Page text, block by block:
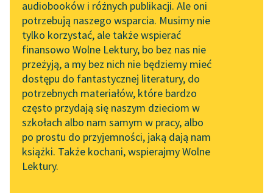
Spotkanie z Katarzyną
Tunkiel w Oslo
Wolne Lektury na 32.
Pol’and’Rock Festivalu
„Kochanek Lady
Chatterley” do słuchania
na Wolnych Lekturach
Nowy audiobook –
„Marzenie o Oriencie”
Przewodnik dla piszących i
czytających
API
OAI-PMH
Widget Wolnych Lektur
Przypisy
audiobooków i różnych publikacji. Ale oni
potrzebują naszego wsparcia. Musimy nie
tylko korzystać, ale także wspierać
finansowo Wolne Lektury, bo bez nas nie
przeżyją, a my bez nich nie będziemy mieć
dostępu do fantastycznej literatury, do
potrzebnych materiałów, które bardzo
często przydają się naszym dzieciom w
szkołach albo nam samym w pracy, albo
po prostu do przyjemności, jaką dają nam
książki. Także kochani, wspierajmy Wolne
Lektury.
Listy z Brazylii
Odstąpiłem tu na
chwilę od toku
opowiadania dlatego,
ażeby niektóre
wypadki mojej
wędrówki były
bardziej...